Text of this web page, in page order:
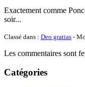
Exactement comme
soir...
Classé dans : Deo gratias -
Les commentaires sont
Catégories